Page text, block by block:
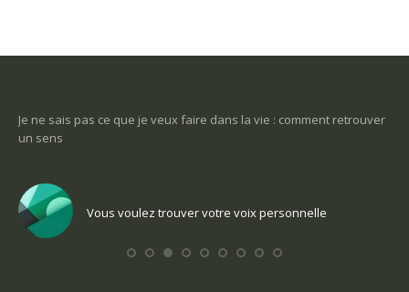
Je ne sais pas ce que je veux faire dans la vie : comment retrouver
un sens
Vous voulez trouver votre voix personnelle